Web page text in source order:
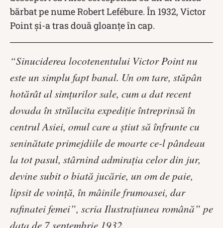
bărbat pe nume Robert Lefébure. În 1932, Victor
Point și-a tras două gloanțe în cap.
“Sinuciderea locotenentului Victor Point nu
este un simplu fapt banal. Un om tare, stăpân
hotărât al simţurilor sale, cum a dat recent
dovada în strălucita expediţie întreprinsă în
centrul Asiei, omul care a ştiut să înfrunte cu
seninătate primejdiile de moarte ce-l pândeau
la tot pasul, stârnind admiraţia celor din jur,
devine subit o biată jucărie, un om de paie,
lipsit de voinţă, în mâinile frumoasei, dar
rafinatei femei”, scria Ilustraţiunea română” pe
data de 7 septembrie 1932.